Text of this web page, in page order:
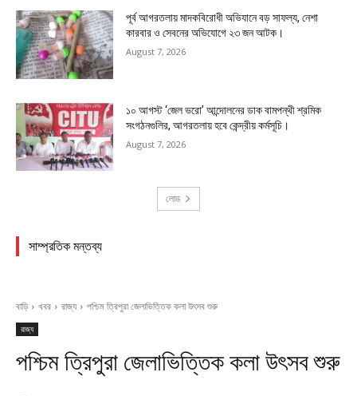
পূর্ব আগরতলায় মাদকবিরোধী অভিযানে বড় সাফল্য, নেশা
কারবার ও সেবনের অভিযোগে ২৩ জন আটক।
August 7, 2026
১০ আগস্ট ‘জেল ভরো’ আন্দোলনের ডাক বামপন্থী শ্রমিক
সংগঠনগুলির, আগরতলায় হবে কেন্দ্রীয় কর্মসূচি।
August 7, 2026
লোড
সাম্প্রতিক মন্তব্য